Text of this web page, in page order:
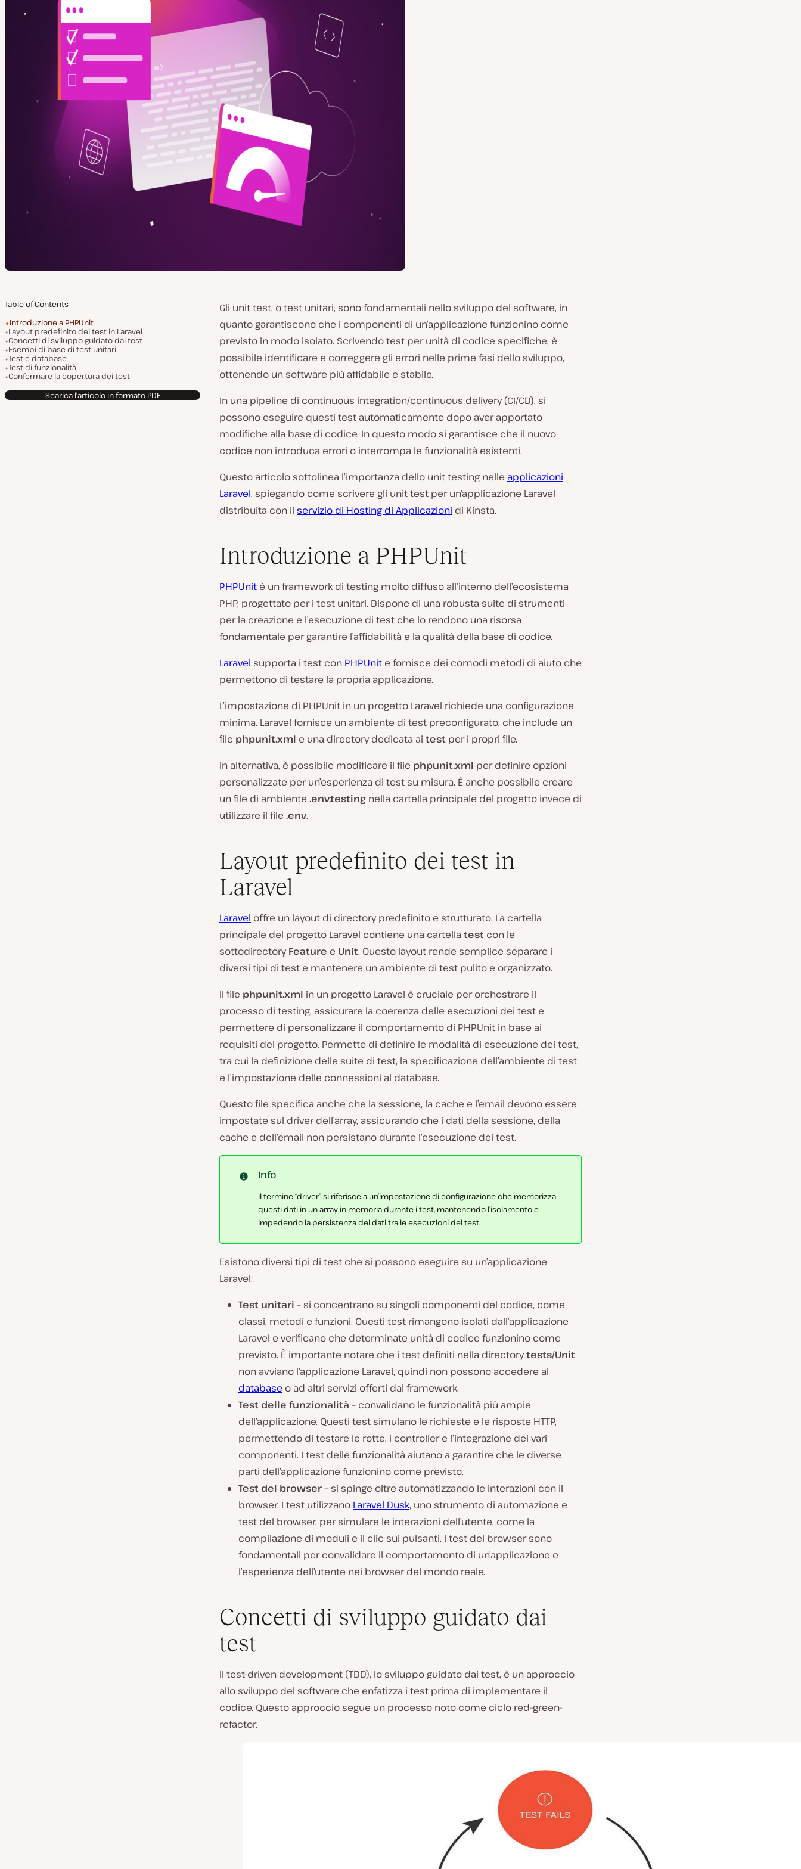
Table of Contents
Introduzione a PHPUnit
Layout predefinito dei test in Laravel
Concetti di sviluppo guidato dai test
Esempi di base di test unitari
Test e database
Test di funzionalità
Confermare la copertura dei test
Scarica l'articolo in formato PDF
Gli unit test, o test unitari, sono fondamentali nello sviluppo del software, in
quanto garantiscono che i componenti di un’applicazione funzionino come
previsto in modo isolato. Scrivendo test per unità di codice specifiche, è
possibile identificare e correggere gli errori nelle prime fasi dello sviluppo,
ottenendo un software più affidabile e stabile.
In una pipeline di continuous integration/continuous delivery (CI/CD), si
possono eseguire questi test automaticamente dopo aver apportato
modifiche alla base di codice. In questo modo si garantisce che il nuovo
codice non introduca errori o interrompa le funzionalità esistenti.
Questo articolo sottolinea l’importanza dello unit testing nelle applicazioni
Laravel, spiegando come scrivere gli unit test per un’applicazione Laravel
distribuita con il servizio di Hosting di Applicazioni di Kinsta.
Introduzione a PHPUnit
PHPUnit è un framework di testing molto diffuso all’interno dell’ecosistema
PHP, progettato per i test unitari. Dispone di una robusta suite di strumenti
per la creazione e l’esecuzione di test che lo rendono una risorsa
fondamentale per garantire l’affidabilità e la qualità della base di codice.
Laravel supporta i test con PHPUnit e fornisce dei comodi metodi di aiuto che
permettono di testare la propria applicazione.
L’impostazione di PHPUnit in un progetto Laravel richiede una configurazione
minima. Laravel fornisce un ambiente di test preconfigurato, che include un
file phpunit.xml e una directory dedicata ai test per i propri file.
In alternativa, è possibile modificare il file phpunit.xml per definire opzioni
personalizzate per un’esperienza di test su misura. È anche possibile creare
un file di ambiente .env.testing nella cartella principale del progetto invece di
utilizzare il file .env.
Layout predefinito dei test in
Laravel
Laravel offre un layout di directory predefinito e strutturato. La cartella
principale del progetto Laravel contiene una cartella test con le
sottodirectoryFeature e Unit. Questo layout rende semplice separare i
diversi tipi di test e mantenere un ambiente di test pulito e organizzato.
Il file phpunit.xml in un progetto Laravel è cruciale per orchestrare il
processo di testing, assicurare la coerenza delle esecuzioni dei test e
permettere di personalizzare il comportamento di PHPUnit in base ai
requisiti del progetto. Permette di definire le modalità di esecuzione dei test,
tra cui la definizione delle suite di test, la specificazione dell’ambiente di test
e l’impostazione delle connessioni al database.
Questo file specifica anche che la sessione, la cache e l’email devono essere
impostate sul driver dell’array, assicurando che i dati della sessione, della
cache e dell’email non persistano durante l’esecuzione dei test.
Info
Il termine “driver” si riferisce a un’impostazione di configurazione che memorizza
questi dati in un array in memoria durante i test, mantenendo l’isolamento e
impedendo la persistenza dei dati tra le esecuzioni dei test.
Esistono diversi tipi di test che si possono eseguire su un’applicazione
Laravel:
Test unitari – si concentrano su singoli componenti del codice, come
classi, metodi e funzioni. Questi test rimangono isolati dall’applicazione
Laravel e verificano che determinate unità di codice funzionino come
previsto. È importante notare che i test definiti nella directorytests/Unit
non avviano l’applicazione Laravel, quindi non possono accedere al
database o ad altri servizi offerti dal framework.
Test delle funzionalità – convalidano le funzionalità più ampie
dell’applicazione. Questi test simulano le richieste e le risposte HTTP,
permettendo di testare le rotte, i controller e l’integrazione dei vari
componenti. I test delle funzionalità aiutano a garantire che le diverse
parti dell’applicazione funzionino come previsto.
Test del browser – si spinge oltre automatizzando le interazioni con il
browser. I test utilizzano Laravel Dusk, uno strumento di automazione e
test del browser, per simulare le interazioni dell’utente, come la
compilazione di moduli e il clic sui pulsanti. I test del browser sono
fondamentali per convalidare il comportamento di un’applicazione e
l’esperienza dell’utente nei browser del mondo reale.
Concetti di sviluppo guidato dai
test
Il test-driven development (TDD), lo sviluppo guidato dai test, è un approccio
allo sviluppo del software che enfatizza i test prima di implementare il
codice. Questo approccio segue un processo noto come ciclo red-green-
refactor.